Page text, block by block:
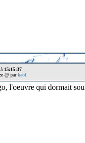
15:15:37
@ parkaol
l'oeuvre qui dormait